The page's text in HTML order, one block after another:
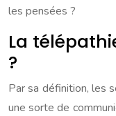
les pensées ?
La
?
Par sa définition, les
une sorte de